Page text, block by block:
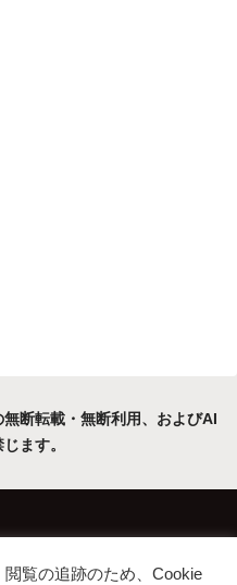
断転載・無断利用、およびAI
ます。
ー・免責事項
覧の追跡のため、Cookie